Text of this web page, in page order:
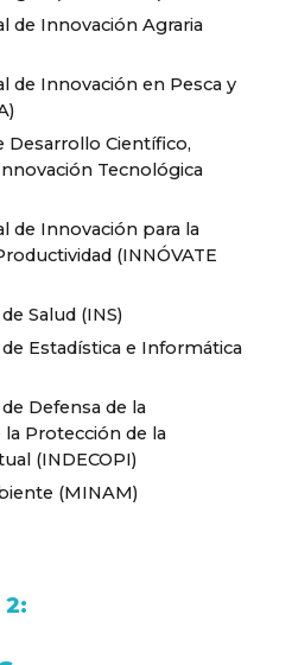
de Innovación Agraria
de Innovación en Pesca y
Desarrollo Científico,
Tecnológica
de Innovación para la
(INNÓVATE
Salud (INS)
Estadística e Informática
Defensa de la
Protección de la
(INDECOPI)
(MINAM)